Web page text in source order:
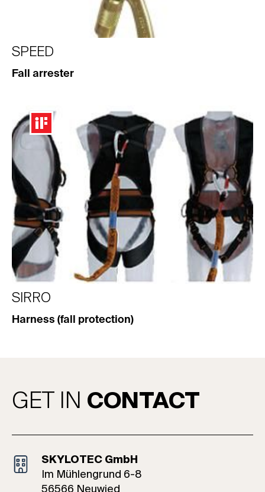
SPEED
Fall arrester
SIRRO
Harness (fall protection)
GET IN CONTACT
SKYLOTEC GmbH
Im Mühlengrund 6-8
56566 Neuwied